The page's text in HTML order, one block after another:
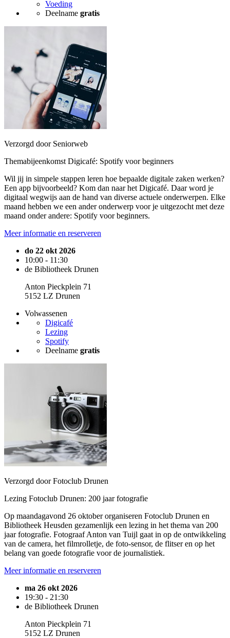
Voeding
Deelname gratis
Verzorgd door Seniorweb
Themabijeenkomst Digicafé: Spotify voor beginners
Wil jij in simpele stappen leren hoe bepaalde digitale zaken werken?
Een app bijvoorbeeld? Kom dan naar het Digicafé. Daar word je
digitaal wegwijs aan de hand van diverse actuele onderwerpen. Elke
maand hebben we een ander onderwerp voor je uitgezocht met deze
maand onder andere: Spotify voor beginners.
Meer informatie en reserveren
do 22 okt 2026
10:00 - 11:30
de Bibliotheek Drunen
Anton Pieckplein 71
5152 LZ Drunen
Volwassenen
Digicafé
Lezing
Spotify
Deelname gratis
Verzorgd door Fotoclub Drunen
Lezing Fotoclub Drunen: 200 jaar fotografie
Op maandagavond 26 oktober organiseren Fotoclub Drunen en
Bibliotheek Heusden gezamenlijk een lezing in het thema van 200
jaar fotografie. Fotograaf Anton van Tuijl gaat in op de ontwikkeling
van de camera, het filmrolletje, de foto-sensor, de flitser en op het
belang van goede fotografie voor de journalistiek.
Meer informatie en reserveren
ma 26 okt 2026
19:30 - 21:30
de Bibliotheek Drunen
Anton Pieckplein 71
5152 LZ Drunen